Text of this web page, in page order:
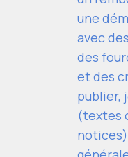
une
avec
des
et des
publier,
(textes